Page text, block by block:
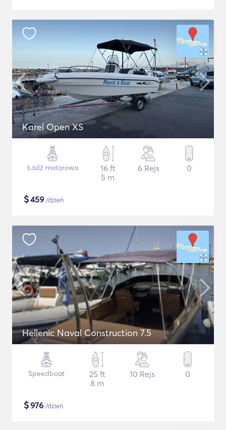
Karel Open XS
Łódź motorowa
16 ft
5 m
6 Rejs 0
$459 /dzień
Hellenic Naval Construction 7.5
Speedboat
25 ft
8 m
10 Rejs 0
$976 /dzień